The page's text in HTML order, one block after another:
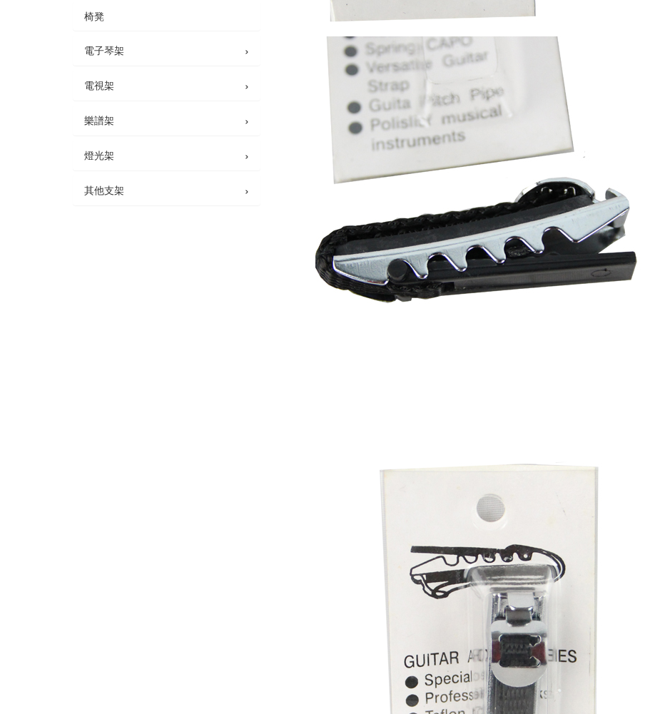
椅凳
電子琴架 ›
電視架 ›
樂譜架 ›
燈光架 ›
其他支架 ›